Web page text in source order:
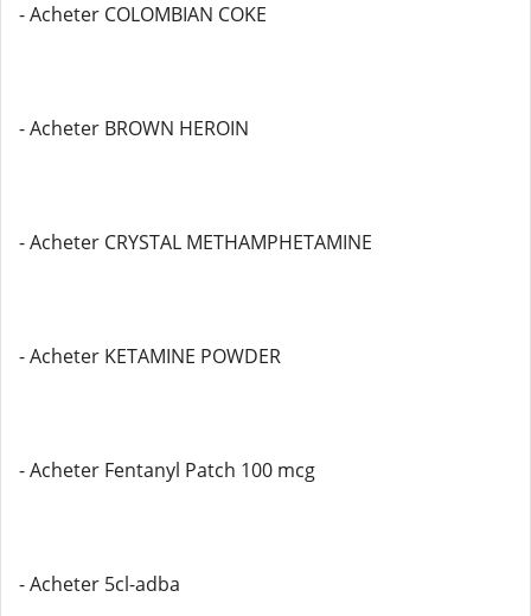
- Acheter COLOMBIAN COKE
- Acheter BROWN HEROIN
- Acheter CRYSTAL METHAMPHETAMINE
- Acheter KETAMINE POWDER
- Acheter Fentanyl Patch 100 mcg
- Acheter 5cl-adba